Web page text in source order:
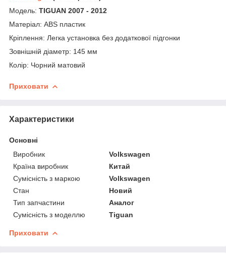
Модель: TIGUAN 2007 - 2012
Матеріал: ABS пластик
Кріплення: Легка установка без додаткової підгонки
Зовнішній діаметр: 145 мм
Колір: Чорний матовий
Приховати
Характеристики
Основні
Виробник
Volkswagen
Країна виробник
Китай
Сумісність з маркою
Volkswagen
Стан
Новий
Тип запчастини
Аналог
Сумісність з моделлю
Tiguan
Приховати